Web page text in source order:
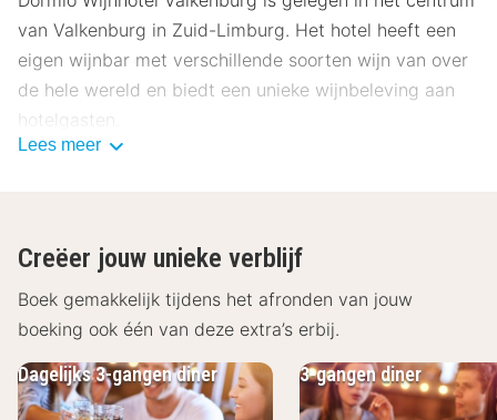
van Valkenburg in Zuid-Limburg. Het hotel heeft een
eigen wijnbar met verschillende soorten wijn van over
de hele wereld en biedt een unieke wijnbeleving aan
hotelgasten.
uitstraling gekoppeld aan verschillende wijnthema's.
De kamers zijn standaard voorzien van een flatscreen
televisie, een minibar, aircondtioning, een kluisje, gratis
WiFi en koffie- en theefaciliteiten. In de ruime
badkamer vind je een douche, een toilet en een föhn.
Lees meer
Creëer jouw unieke verblijf
Boek gemakkelijk tijdens het afronden van jouw
boeking ook één van deze extra’s erbij.
Dagelijks 3-gangen diner 3-gangen diner